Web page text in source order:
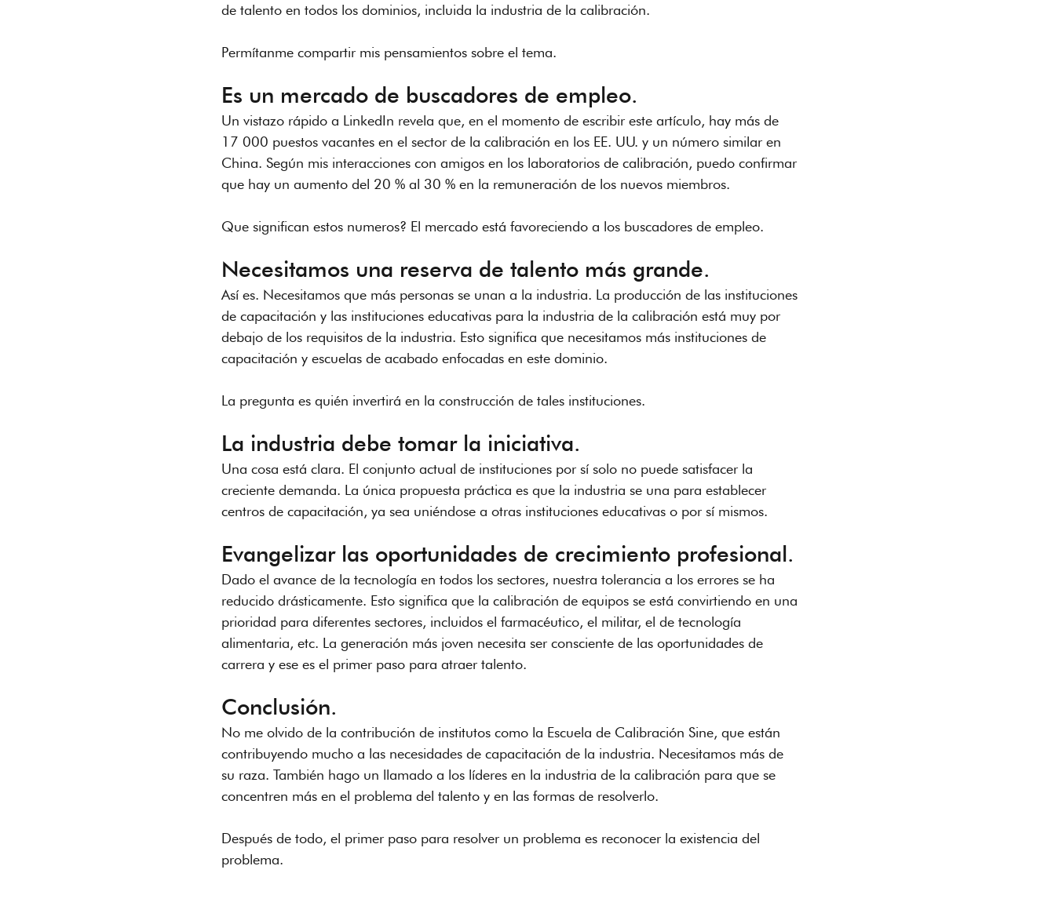
de talento en todos los dominios, incluida la industria de la calibración.
Permítanme compartir mis pensamientos sobre el tema.
Es un mercado de buscadores de empleo.
Un vistazo rápido a LinkedIn revela que, en el momento de escribir este artículo, hay más de
17 000 puestos vacantes en el sector de la calibración en los EE. UU. y un número similar en
China. Según mis interacciones con amigos en los laboratorios de calibración, puedo confirmar
que hay un aumento del 20 % al 30 % en la remuneración de los nuevos miembros.
Que significan estos numeros? El mercado está favoreciendo a los buscadores de empleo.
Necesitamos una reserva de talento más grande.
Así es. Necesitamos que más personas se unan a la industria. La producción de las instituciones
de capacitación y las instituciones educativas para la industria de la calibración está muy por
debajo de los requisitos de la industria. Esto significa que necesitamos más instituciones de
capacitación y escuelas de acabado enfocadas en este dominio.
La pregunta es quién invertirá en la construcción de tales instituciones.
La industria debe tomar la iniciativa.
Una cosa está clara. El conjunto actual de instituciones por sí solo no puede satisfacer la
creciente demanda. La única propuesta práctica es que la industria se una para establecer
centros de capacitación, ya sea uniéndose a otras instituciones educativas o por sí mismos.
Evangelizar las oportunidades de crecimiento profesional.
Dado el avance de la tecnología en todos los sectores, nuestra tolerancia a los errores se ha
reducido drásticamente. Esto significa que la calibración de equipos se está convirtiendo en una
prioridad para diferentes sectores, incluidos el farmacéutico, el militar, el de tecnología
alimentaria, etc. La generación más joven necesita ser consciente de las oportunidades de
carrera y ese es el primer paso para atraer talento.
Conclusión.
No me olvido de la contribución de institutos como la Escuela de Calibración Sine, que están
contribuyendo mucho a las necesidades de capacitación de la industria. Necesitamos más de
su raza. También hago un llamado a los líderes en la industria de la calibración para que se
concentren más en el problema del talento y en las formas de resolverlo.
Después de todo, el primer paso para resolver un problema es reconocer la existencia del
problema.